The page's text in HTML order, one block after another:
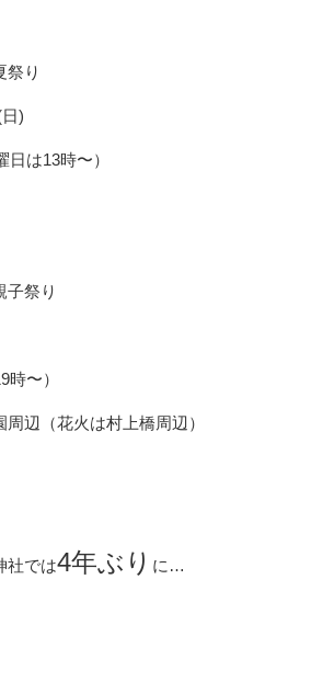
祭り
)
は13時〜）
子祭り
〜）
辺（花火は村上橋周辺）
社では4年ぶり に…